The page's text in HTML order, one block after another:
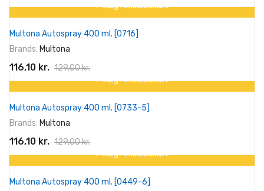
På tilbud!
-10%
+ Læg I Indkøbskurv
Multona Autospray 400 ml. [0716]
Brands: Multona
116,10 kr. 129,00 kr.
På tilbud!
-10%
+ Læg I Indkøbskurv
Multona Autospray 400 ml. [0733-5]
Brands: Multona
116,10 kr. 129,00 kr.
På tilbud!
-10%
+ Læg I Indkøbskurv
Multona Autospray 400 ml. [0449-6]